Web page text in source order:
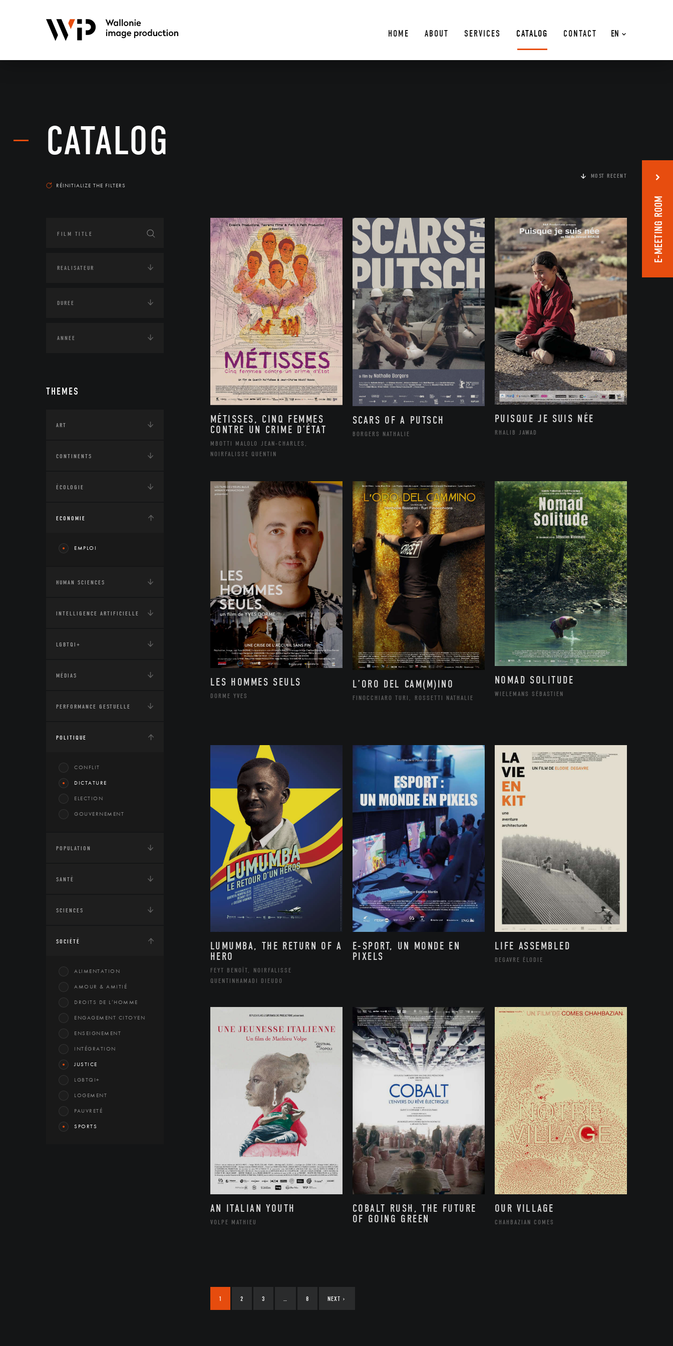
EN
HOME ABOUT SERVICES CATALOG CONTACT
CATALOG
RÉINITIALIZE THE FILTERS
THEMES
ART
CONTINENTS
ÉCOLOGIE
ECONOMIE
EMPLOI
HUMAN SCIENCES
INTELLIGENCE ARTIFICIELLE
LGBTQI+
MÉDIAS
PERFORMANCE GESTUELLE
POLITIQUE
CONFLIT
DICTATURE
ELECTION
GOUVERNEMENT
POPULATION
SANTÉ
SCIENCES
SOCIÉTÉ
ALIMENTATION
AMOUR & AMITIÉ
DROITS DE L’HOMME
ENGAGEMENT CITOYEN
ENSEIGNEMENT
INTÉGRATION
JUSTICE
LGBTQI+
LOGEMENT
PAUVRETÉ
SPORTS
MOST RECENT
MÉTISSES, CINQ FEMMES
CONTRE UN CRIME D’ÉTAT
MBOTTI MALOLO JEAN-CHARLES,
NOIRFALISSE QUENTIN
SCARS OF A PUTSCH
BORGERS NATHALIE
PUISQUE JE SUIS NÉE
RHALIB JAWAD
LES HOMMES SEULS
DORME YVES
L’ORO DEL CAM(M)INO
FINOCCHIARO TURI, ROSSETTI NATHALIE
NOMAD SOLITUDE
WIELEMANS SÉBASTIEN
LUMUMBA, THE RETURN OF A
HERO
FEYT BENOÎT, NOIRFALISSE
QUENTINHAMADI DIEUDO
E-SPORT, UN MONDE EN
PIXELS
LIFE ASSEMBLED
DEGAVRE ÉLODIE
AN ITALIAN YOUTH
VOLPE MATHIEU
COBALT RUSH, THE FUTURE
OF GOING GREEN
OUR VILLAGE
CHAHBAZIAN COMES
1 2 3 8 NEXT ›
E-MEETING ROOM